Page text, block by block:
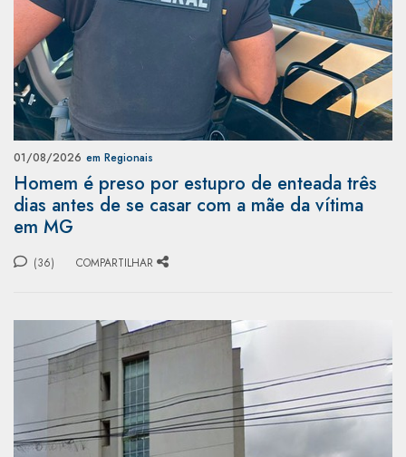
01/08/2026 em Regionais
Homem é preso por estupro de enteada três
dias antes de se casar com a mãe da vítima
em MG
(36) COMPARTILHAR